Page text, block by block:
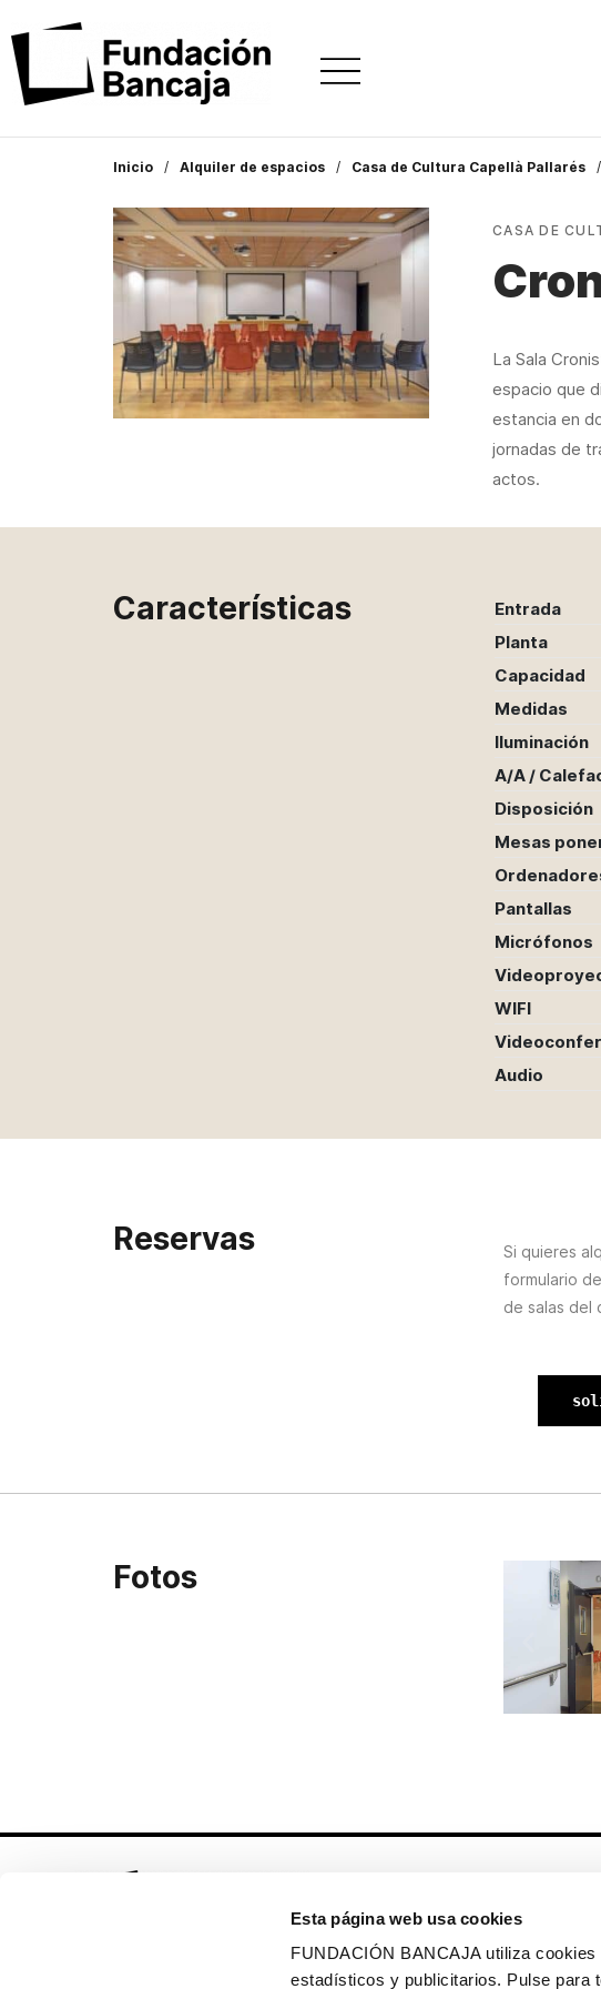
Esta página web usa cookies
FUNDACIÓN BANCAJA utiliza
estadísticos y publicitarios. Pulse para
Inicio Alquiler de espacios Casa de Cultura Capellà Pallarés
CASA DE
La Sala
espacio que
estancia en
jornadas de
actos.
Características
Entrada
Planta
Capacidad
Medidas
Iluminación
A/A /
Disposición
Mesas
Pantallas
Micrófonos
WIFI
Audio
Reservas
Si quieres
formulario
de salas del
Fotos
Colección